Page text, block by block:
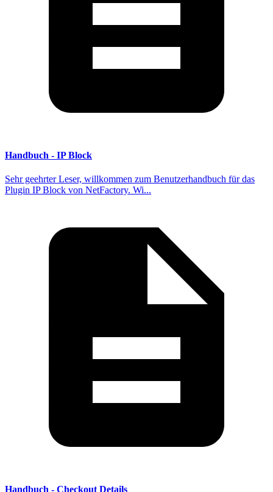
Handbuch - IP Block
Sehr geehrter Leser, willkommen zum Benutzerhandbuch für das
Plugin IP Block von NetFactory. Wi...
Handbuch - Checkout Details